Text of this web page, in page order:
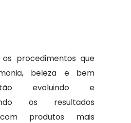
procedimentos que
beleza e bem
evoluindo e
os resultados
produtos mais